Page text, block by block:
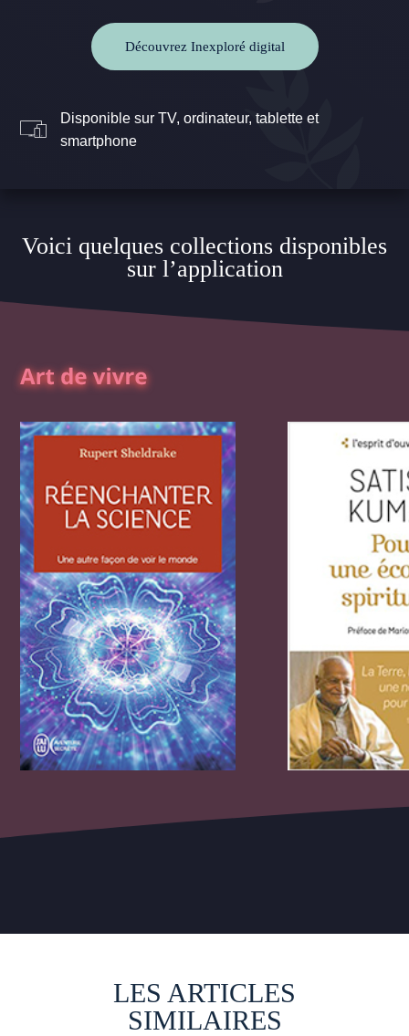
Découvrez Inexploré digital
Disponible sur TV, ordinateur, tablette et
smartphone
Voici quelques collections disponibles
sur l’application
LES ARTICLES
SIMILAIRES